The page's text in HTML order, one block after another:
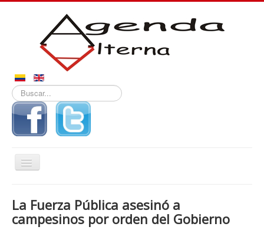
Buscar...
Alternar
navegación
Noticias
La Fuerza Pública asesinó a
campesinos por orden del Gobierno